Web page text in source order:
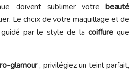
doivent sublimer votre beauté
Le choix de votre maquillage et de
par le style de lacoiffureque
glamour, privilégiez un teint parfait,